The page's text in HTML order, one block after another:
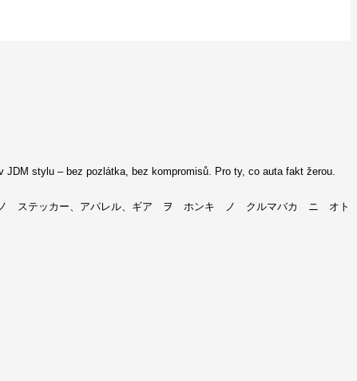
stylu – bez pozlátka, bez kompromisů. Pro ty, co auta fakt žerou.
ステッカー、アパレル、ギア ヲ ホンキ ノ クルマバカ ニ オト